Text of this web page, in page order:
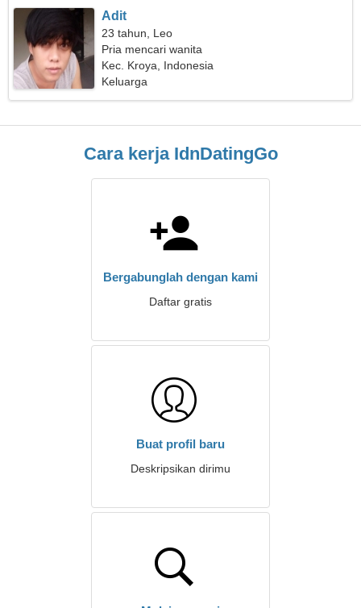
Adit
23 tahun, Leo
Pria mencari wanita
Kec. Kroya, Indonesia
Keluarga
Cara kerja IdnDatingGo
Bergabunglah dengan kami
Daftar gratis
Buat profil baru
Deskripsikan dirimu